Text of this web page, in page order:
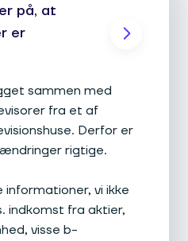
på, at
er
sammen med
fra et af
Derfor er
rigtige.
vi ikke
indkomst fra aktier,
visse b-